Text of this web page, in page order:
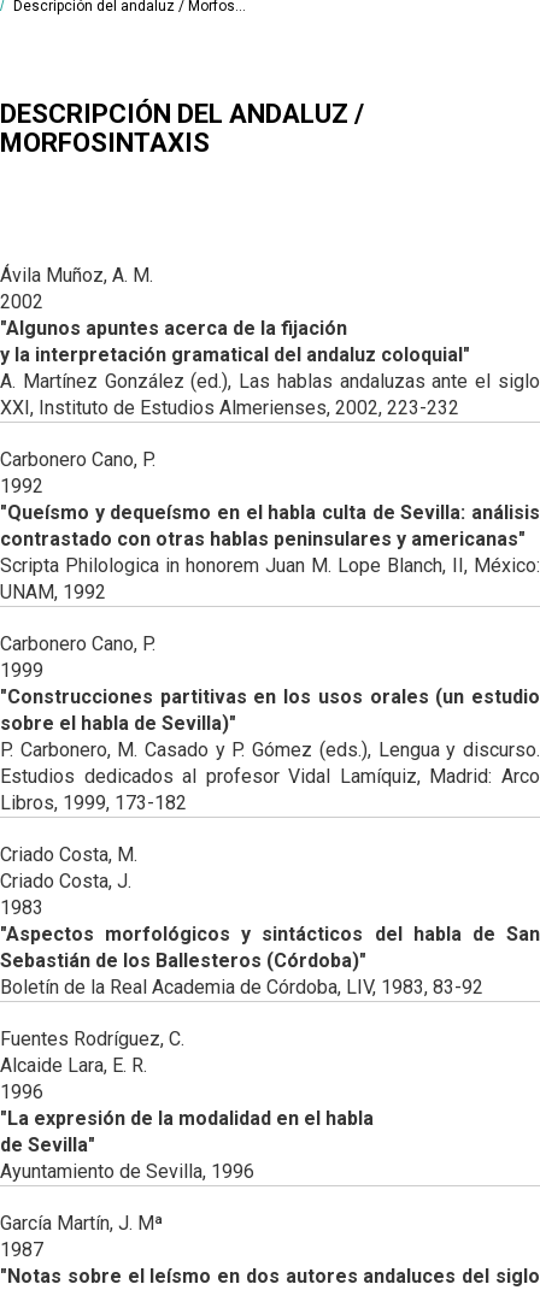
ORTOGRAFÍA Y
ANDALUZ
HISTORIA DE LA
LÉXICA EN
ANDALUCÍA
FONOLOGÍA
LÉXICO
MORFOSINTAXIS
DEL ANDALUZ /
FONOLOGÍA
DESCRIPCIÓN
DEL ANDALUZ /
LÉXICO
Descripción del andaluz / Morfos...
DESCRIPCIÓN DEL ANDALUZ /
MORFOSINTAXIS
Ávila Muñoz, A. M.
2002
"Algunos apuntes acerca de la fijación
y la interpretación gramatical del andaluz coloquial"
A. Martínez González (ed.), Las hablas andaluzas ante el siglo
XXI, Instituto de Estudios Almerienses, 2002, 223-232
Carbonero Cano, P.
1992
"Queísmo y dequeísmo en el habla culta de Sevilla: análisis
contrastado con otras hablas peninsulares y americanas"
Scripta Philologica in honorem Juan M. Lope Blanch, II, México:
UNAM, 1992
Carbonero Cano, P.
1999
"Construcciones partitivas en los usos orales (un estudio
sobre el habla de Sevilla)"
P. Carbonero, M. Casado y P. Gómez (eds.), Lengua y discurso.
Estudios dedicados al profesor Vidal Lamíquiz, Madrid: Arco
Libros, 1999, 173-182
Criado Costa, M.
Criado Costa, J.
1983
"Aspectos morfológicos y sintácticos del habla de San
Sebastián de los Ballesteros (Córdoba)"
Boletín de la Real Academia de Córdoba, LIV, 1983, 83-92
Fuentes Rodríguez, C.
Alcaide Lara, E. R.
1996
"La expresión de la modalidad en el habla
de Sevilla"
Ayuntamiento de Sevilla, 1996
García Martín, J. Mª
1987
"Notas sobre el leísmo en dos autores andaluces del siglo